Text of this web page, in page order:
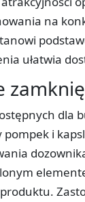
na
ułatwia
dla
i